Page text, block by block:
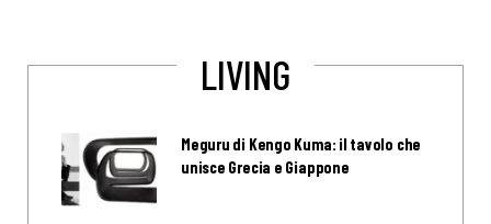
LIVING
Meguru di Kengo Kuma: il tavolo che
unisce Grecia e Giappone